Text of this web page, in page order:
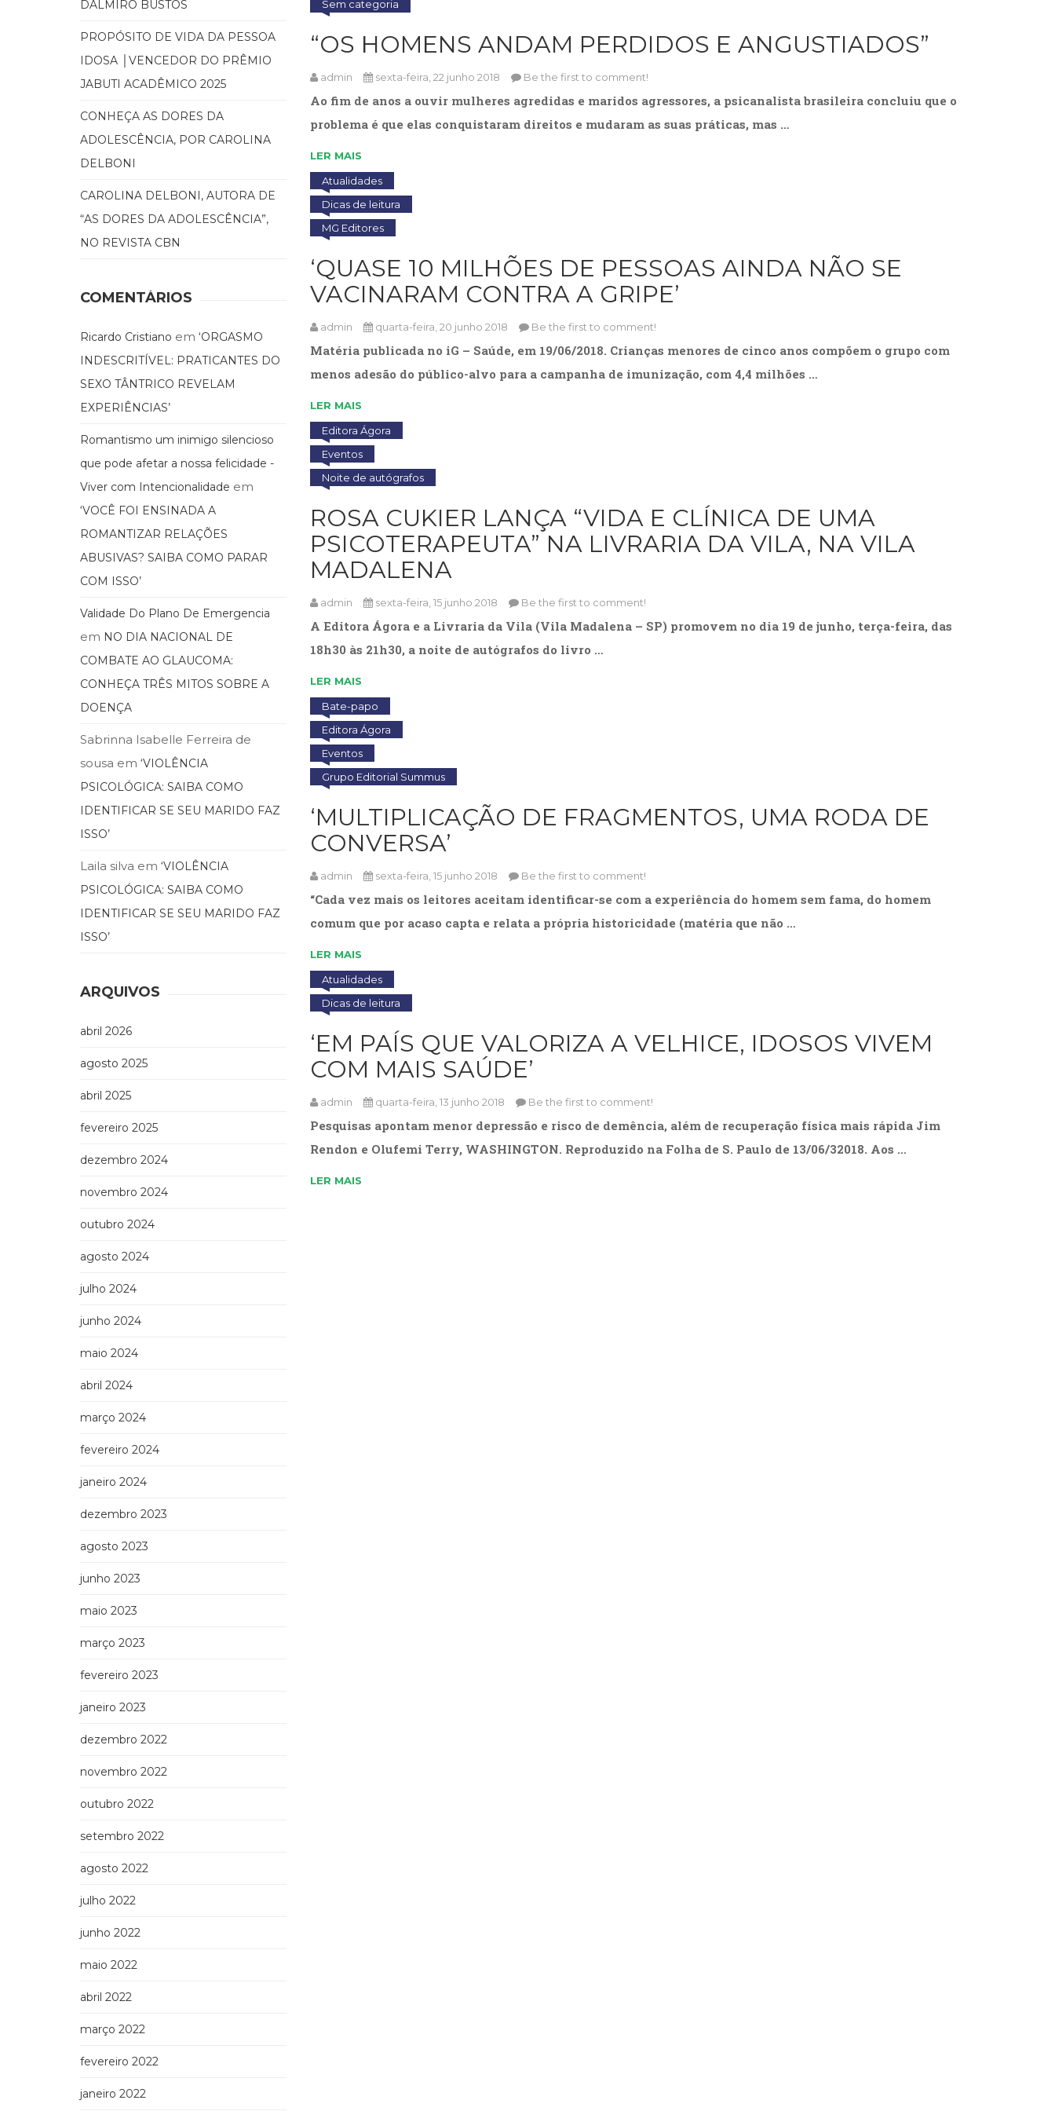
Sem categoria
“OS HOMENS ANDAM PERDIDOS E ANGUSTIADOS”
admin sexta-feira, 22 junho 2018 Be the first to comment!
Ao fim de anos a ouvir mulheres agredidas e maridos agressores, a psicanalista brasileira concluiu que o
problema é que elas conquistaram direitos e mudaram as suas práticas, mas …
LER MAIS
Atualidades
Dicas de leitura
MG Editores
‘QUASE 10 MILHÕES DE PESSOAS AINDA NÃO SE
VACINARAM CONTRA A GRIPE’
admin quarta-feira, 20 junho 2018 Be the first to comment!
Matéria publicada no iG – Saúde, em 19/06/2018. Crianças menores de cinco anos compõem o grupo com
menos adesão do público-alvo para a campanha de imunização, com 4,4 milhões …
LER MAIS
Editora Ágora
Eventos
Noite de autógrafos
ROSA CUKIER LANÇA “VIDA E CLÍNICA DE UMA
PSICOTERAPEUTA” NA LIVRARIA DA VILA, NA VILA
MADALENA
admin sexta-feira, 15 junho 2018 Be the first to comment!
A Editora Ágora e a Livraria da Vila (Vila Madalena – SP) promovem no dia 19 de junho, terça-feira, das
18h30 às 21h30, a noite de autógrafos do livro …
LER MAIS
Bate-papo
Editora Ágora
Eventos
Grupo Editorial Summus
‘MULTIPLICAÇÃO DE FRAGMENTOS, UMA RODA DE
CONVERSA’
admin sexta-feira, 15 junho 2018 Be the first to comment!
“Cada vez mais os leitores aceitam identificar-se com a experiência do homem sem fama, do homem
comum que por acaso capta e relata a própria historicidade (matéria que não …
LER MAIS
Atualidades
Dicas de leitura
‘EM PAÍS QUE VALORIZA A VELHICE, IDOSOS VIVEM
COM MAIS SAÚDE’
admin quarta-feira, 13 junho 2018 Be the first to comment!
Pesquisas apontam menor depressão e risco de demência, além de recuperação física mais rápida Jim
Rendon e Olufemi Terry, WASHINGTON. Reproduzido na Folha de S. Paulo de 13/06/32018. Aos …
LER MAIS
DALMIRO BUSTOS
PROPÓSITO DE VIDA DA PESSOA
IDOSA │VENCEDOR DO PRÊMIO
JABUTI ACADÊMICO 2025
CONHEÇA AS DORES DA
ADOLESCÊNCIA, POR CAROLINA
DELBONI
CAROLINA DELBONI, AUTORA DE
“AS DORES DA ADOLESCÊNCIA”,
NO REVISTA CBN
COMENTÁRIOS
Ricardo Cristiano em ‘ORGASMO
INDESCRITÍVEL: PRATICANTES DO
SEXO TÂNTRICO REVELAM
EXPERIÊNCIAS’
Romantismo um inimigo silencioso
que pode afetar a nossa felicidade -
Viver com Intencionalidade em
‘VOCÊ FOI ENSINADA A
ROMANTIZAR RELAÇÕES
ABUSIVAS? SAIBA COMO PARAR
COM ISSO’
Validade Do Plano De Emergencia
em NO DIA NACIONAL DE
COMBATE AO GLAUCOMA:
CONHEÇA TRÊS MITOS SOBRE A
DOENÇA
Sabrinna Isabelle Ferreira de
sousa em ‘VIOLÊNCIA
PSICOLÓGICA: SAIBA COMO
IDENTIFICAR SE SEU MARIDO FAZ
ISSO’
Laila silva em ‘VIOLÊNCIA
PSICOLÓGICA: SAIBA COMO
IDENTIFICAR SE SEU MARIDO FAZ
ISSO’
ARQUIVOS
abril 2026
agosto 2025
abril 2025
fevereiro 2025
dezembro 2024
novembro 2024
outubro 2024
agosto 2024
julho 2024
junho 2024
maio 2024
abril 2024
março 2024
fevereiro 2024
janeiro 2024
dezembro 2023
agosto 2023
junho 2023
maio 2023
março 2023
fevereiro 2023
janeiro 2023
dezembro 2022
novembro 2022
outubro 2022
setembro 2022
agosto 2022
julho 2022
junho 2022
maio 2022
abril 2022
março 2022
fevereiro 2022
janeiro 2022